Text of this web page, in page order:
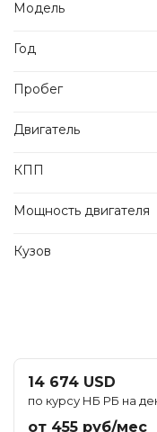
Модель
Год
Пробег
Двигатель
КПП
Мощность двигателя
Кузов
14 674 USD
по курсу НБ РБ на
от 455 руб/мес